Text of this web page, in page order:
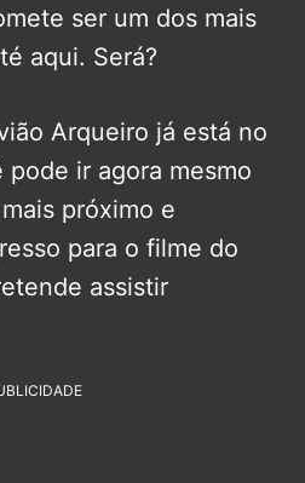
ser um dos mais
aqui. Será?
Arqueiro já está no
ir agora mesmo
próximo e
para o filme do
assistir